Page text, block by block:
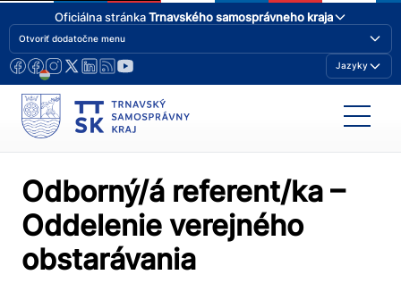
Oficiálna stránkaTrnavského samosprávneho kraja
Otvoriť dodatočne menu
Jazyky
Odborný/á referent/ka –
Oddelenie verejného
obstarávania